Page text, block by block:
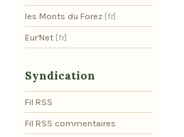
les Monts du Forez
Eur'Net
Syndication
Fil RSS
Fil RSS commentaires